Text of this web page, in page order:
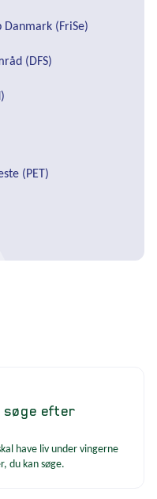
(FriSe)
(DFS)
(PET)
søge efter
have liv under vingerne
du kan søge.